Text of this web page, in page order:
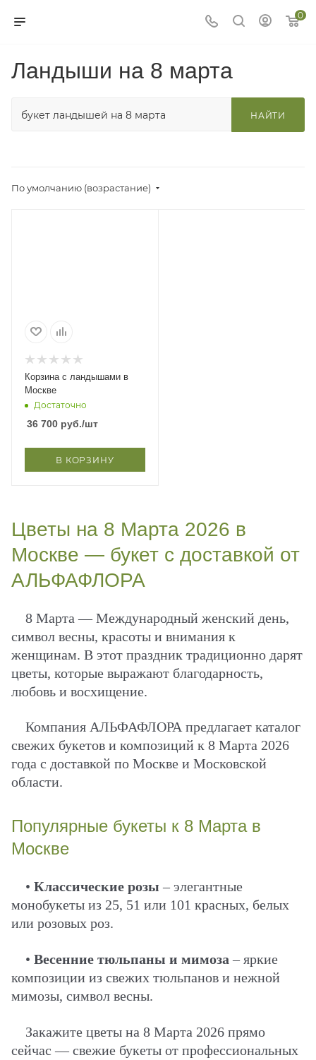
0
Ландыши на 8 марта
НАЙТИ
По умолчанию (возрастание)
Корзина с ландышами в
Москве
Достаточно
36 700 руб./шт
В КОРЗИНУ
Цветы на 8 Марта 2026 в
Москве — букет с доставкой от
АЛЬФАФЛОРА
8 Марта — Международный женский день,
символ весны, красоты и внимания к
женщинам. В этот праздник традиционно дарят
цветы, которые выражают благодарность,
любовь и восхищение.
Компания АЛЬФАФЛОРА предлагает каталог
свежих букетов и композиций к 8 Марта 2026
года с доставкой по Москве и Московской
области.
Популярные букеты к 8 Марта в
Москве
• Классические розы– элегантные
монобукеты из 25, 51 или 101 красных, белых
или розовых роз.
• Весенние тюльпаны и мимоза– яркие
композиции из свежих тюльпанов и нежной
мимозы, символ весны.
Закажите цветы на 8 Марта 2026 прямо
сейчас — свежие букеты от профессиональных